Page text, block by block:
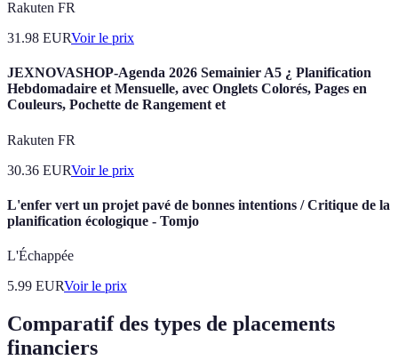
Rakuten FR
31.98 EURVoir le prix
JEXNOVASHOP-Agenda 2026 Semainier A5 ¿ Planification
Hebdomadaire et Mensuelle, avec Onglets Colorés, Pages en
Couleurs, Pochette de Rangement et
Rakuten FR
30.36 EURVoir le prix
L'enfer vert un projet pavé de bonnes intentions / Critique de la
planification écologique - Tomjo
L'Échappée
5.99 EURVoir le prix
Comparatif des types de placements
financiers